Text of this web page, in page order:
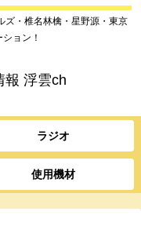
ズ・椎名林檎・星野源・東京
ョン！
報 浮雲ch
ラジオ
使用機材